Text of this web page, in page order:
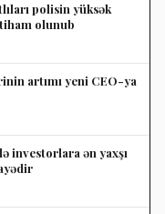
polisin yüksək
olunub
artımı yeni CEO-ya
investorlara ən yaxşı